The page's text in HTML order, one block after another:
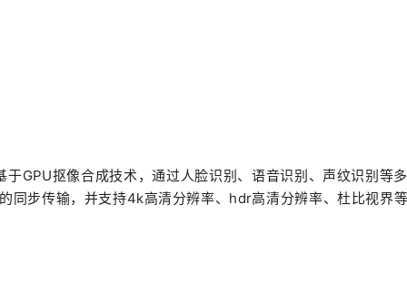
于GPU抠像合成技术，通过人脸识别、语音识别、声纹识别等
同步传输，并支持4k高清分辨率、hdr高清分辨率、杜比视界